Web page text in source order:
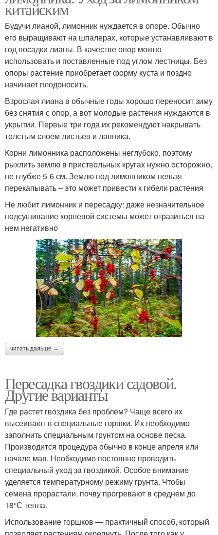
китайским
Будучи лианой, лимонник нуждается в опоре. Обычно
его выращивают на шпалерах, которые устанавливают в
год посадки лианы. В качестве опор можно
использовать и поставленные под углом лестницы. Без
опоры растение приобретает форму куста и поздно
начинает плодоносить.
Взрослая лиана в обычные годы хорошо переносит зиму
без снятия с опор, а вот молодые растения нуждаются в
укрытии. Первые три года их рекомендуют накрывать
толстым слоем листьев и лапника.
Корни лимонника расположены неглубоко, поэтому
рыхлить землю в приствольных кругах нужно осторожно,
не глубже 5-6 см. Землю под лимонником нельзя
перекапывать – это может привести к гибели растения
Не любит лимонник и пересадку: даже незначительное
подсушивание корневой системы может отразиться на
нем негативно
читать дальше →
Пересадка гвоздики садовой.
Другие варианты
Где растет гвоздика без проблем? Чаще всего их
высеивают в специальные горшки. Их необходимо
заполнить специальным грунтом на основе песка.
Производится процедура обычно в конце апреля или
начале мая. Необходимо постоянно проводить
специальный уход за гвоздикой. Особое внимание
уделяется температурному режиму грунта. Чтобы
семена прорастали, почву прогревают в среднем до
18°С тепла.
Использование горшков — практичный способ, который